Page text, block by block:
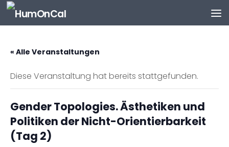
Zum Inhalt springen
« Alle Veranstaltungen
Diese Veranstaltung hat bereits stattgefunden.
Gender Topologies. Ästhetiken und
Politiken der Nicht-Orientierbarkeit
(Tag 2)